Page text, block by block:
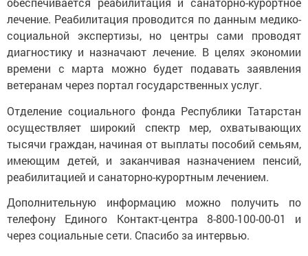
лечение. Реабилитация проводится по данным медико-
социальной экспертизы, но центры сами проводят
диагностику и назначают лечение. В целях экономии
времени с марта можно будет подавать заявления
ветеранам через портал государственных услуг.
Отделение социального фонда Республики Татарстан
осуществляет широкий спектр мер, охватывающих
тысячи граждан, начиная от выплаты пособий семьям,
имеющим детей, и заканчивая назначением пенсий,
реабилитацией и санаторно-курортным лечением.
Дополнительную информацию можно получить по
телефону Единого Контакт-центра 8-800-100-00-01 и
через социальные сети. Спасибо за интервью.